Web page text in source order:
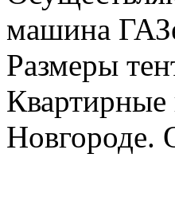
машина
Размеры
Квартирные
Новгороде.